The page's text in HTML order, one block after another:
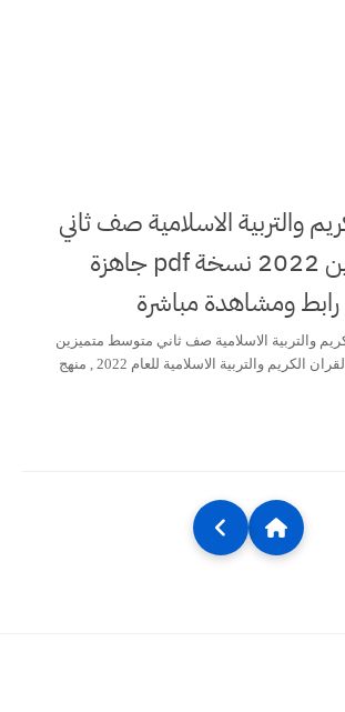
والتربية الاسلامية صف ثاني
متوسط متميزين 2022 نسخة pdf جاهزة
والتربية الاسلامية صف ثاني متوسط متميزين
2022 , مشاهدة كتاب القران الكريم والتربية الاسلامية للعام 2022 , منهج